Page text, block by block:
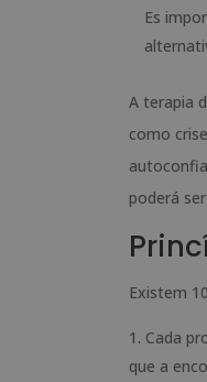
Es
A terapia
como
poderá
Existem
Cada
que a